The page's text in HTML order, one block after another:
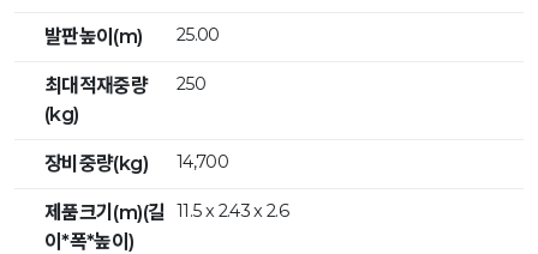
발판높이(m) 25.00
최대적재중량
(kg)
250
장비중량(kg) 14,700
제품크기(m)(길
이*폭*높이)
11.5 x 2.43 x 2.6